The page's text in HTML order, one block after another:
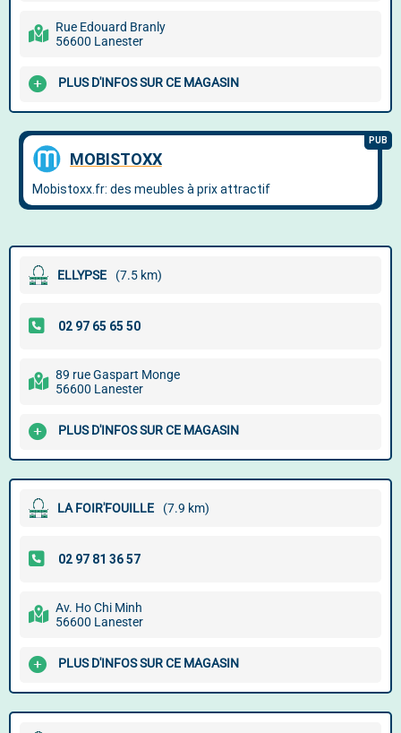
Rue Edouard Branly
56600 Lanester
PLUS D'INFOS SUR CE MAGASIN
ELLYPSE (7.5 km)
89 rue Gaspart Monge
56600 Lanester
PLUS D'INFOS SUR CE MAGASIN
LA FOIR'FOUILLE (7.9 km)
Av. Ho Chi Minh
56600 Lanester
PLUS D'INFOS SUR CE MAGASIN